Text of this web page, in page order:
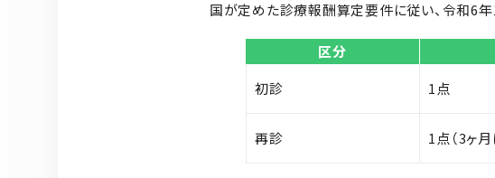
国が定めた診療報酬算定要件に従い、令和6
区分
初診
1点
再診 1点（3ヶ月